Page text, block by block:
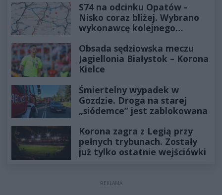
S74 na odcinku Opatów -
Nisko coraz bliżej. Wybrano
wykonawcę kolejnego
Obsada sędziowska meczu
Jagiellonia Białystok – Korona
Kielce
Śmiertelny wypadek w
Gozdzie. Droga na starej
„siódemce” jest zablokowana
Korona zagra z Legią przy
pełnych trybunach. Zostały
już tylko ostatnie wejściówki
REKLAMA